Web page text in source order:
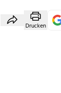
Drucken